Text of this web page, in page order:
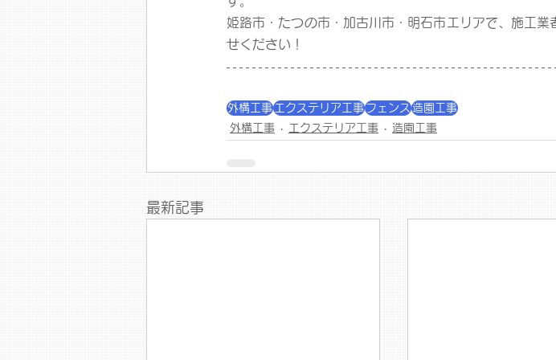
姫路市・たつの市・加古川市・明石市エリアで、施工
せください！
外構工事エクステリア工事フェンス造園工事
外構工事
エクステリア工事 造園工事
最新記事